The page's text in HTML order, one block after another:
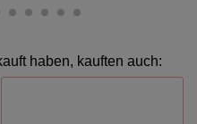
haben, kauften auch: